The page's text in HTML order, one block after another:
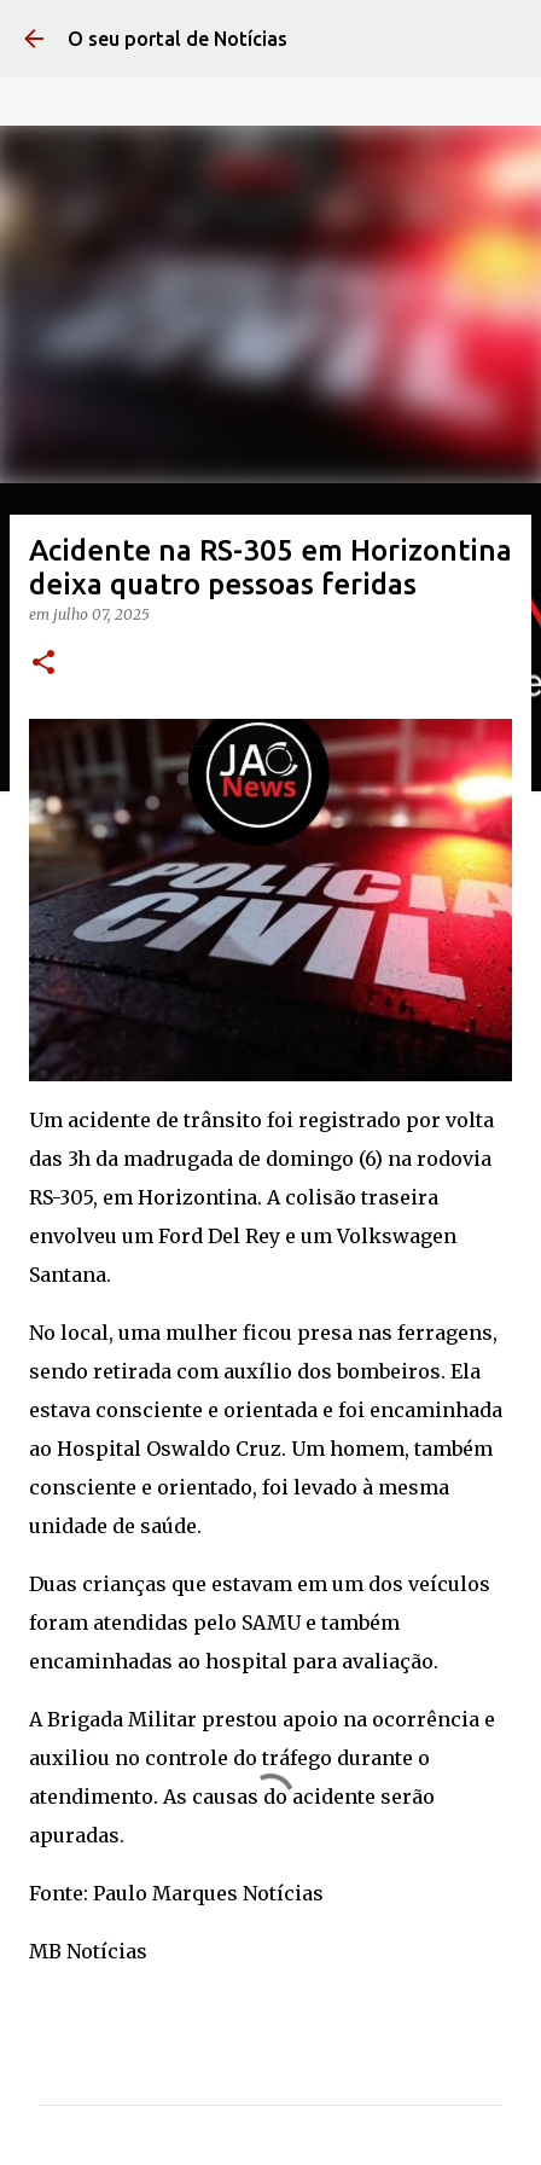
O seu portal de Notícias
Acidente na RS-305 em Horizontina
deixa quatro pessoas feridas
em julho 07, 2025
Um acidente de trânsito foi registrado por volta
das 3h da madrugada de domingo (6) na rodovia
RS-305, em Horizontina. A colisão traseira
envolveu um Ford Del Rey e um Volkswagen
Santana.
No local, uma mulher ficou presa nas ferragens,
sendo retirada com auxílio dos bombeiros. Ela
estava consciente e orientada e foi encaminhada
ao Hospital Oswaldo Cruz. Um homem, também
consciente e orientado, foi levado à mesma
unidade de saúde.
Duas crianças que estavam em um dos veículos
foram atendidas pelo SAMU e também
encaminhadas ao hospital para avaliação.
A Brigada Militar prestou apoio na ocorrência e
auxiliou no controle do tráfego durante o
atendimento. As causas do acidente serão
apuradas.
Fonte: Paulo Marques Notícias
MB Notícias